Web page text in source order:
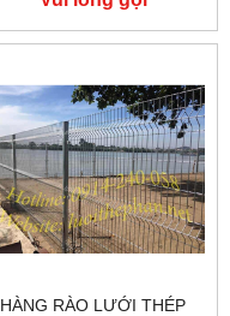
HÀNG RÀO LƯỚI THÉP